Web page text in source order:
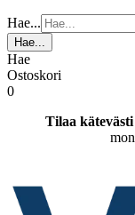
Hae...
Hae...
Hae
Ostoskori
0
Tilaa